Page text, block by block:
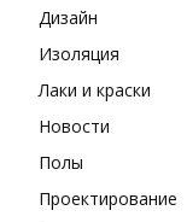
Дизайн
Изоляция
Лаки и краски
Новости
Полы
Проектирование